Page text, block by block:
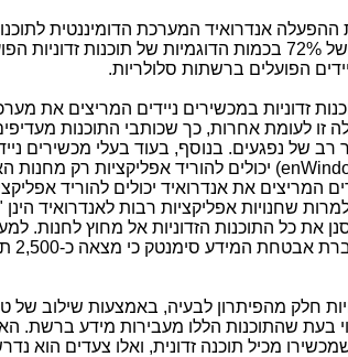
אנדרואיד המערכת הדומיננטית
זו שאיתרה
הפועלים ברשתות סלולריות.
זדוניות במכשירים ניידים המריצים את
זו לעומת אחרות, כך שכותבי התוכנות
של נפגעים. בנוסף, בעוד בעלי מכשירים
n
e) יכולים להוריד אפליקציות רק
המריצים את אנדרואיד יכולים להוריד
שחנויות אפליקציות רבות לאנדרואיד הינן
את כל התוכנות הזדוניות אל מחוץ לחנות.
חלק מהפיתרון לבעיה, באמצעות שילוב של
בעת שהתוכנות הללו מעבירות מידע
שמכשירו מכיל תוכנה זדונית, ואלו צעדים הוא